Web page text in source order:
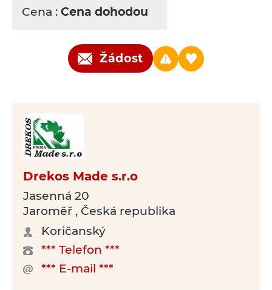
Cena : Cena dohodou
Žádost
Drekos Made s.r.o
Jasenná 20
Jaroměř , Česká republika
Koričanský
*** Telefon ***
*** E-mail ***